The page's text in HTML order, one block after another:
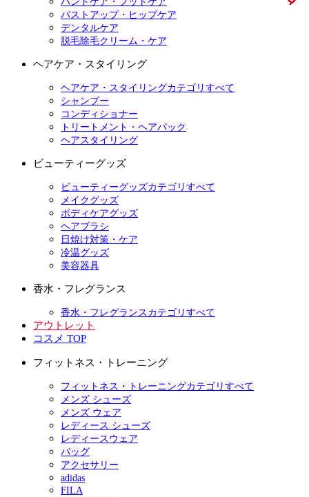
バストアップ・ヒップケア
デンタルケア
脱毛除毛クリーム・ケア
ヘアケア・スタイリング
ヘアケア・スタイリングカテゴリすべて
シャンプー
コンディショナー
トリートメント・ヘアパック
ヘアスタイリング
ビューティーグッズ
ビューティーグッズカテゴリすべて
メイクグッズ
ボディケアグッズ
ヘアブラシ
日焼け対策・ケア
冷温グッズ
美容器具
香水・フレグランス
香水・フレグランスカテゴリすべて
アウトレット
コスメ TOP
フィットネス・トレーニング
フィットネス・トレーニングカテゴリすべて
メンズ シューズ
メンズ ウェア
レディース シューズ
レディースウェア
バッグ
アクセサリー
adidas
FILA